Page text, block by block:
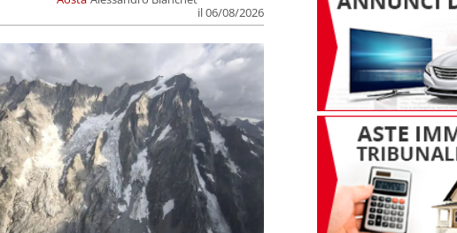
il 06/08/2026